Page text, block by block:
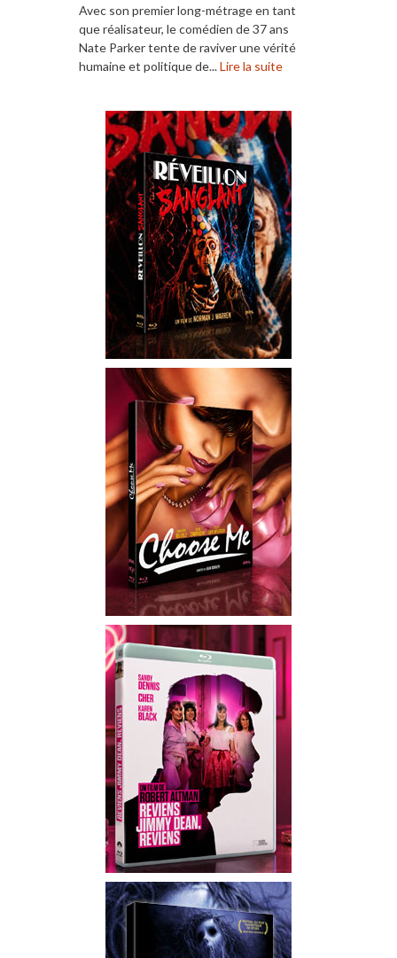
Avec son premier long-métrage en tant
que réalisateur, le comédien de 37 ans
Nate Parker tente de raviver une vérité
humaine et politique de...Lire la suite